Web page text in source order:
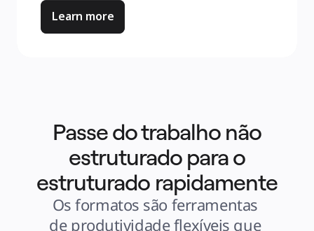
Learn more
Passe do trabalho não
estruturado para o
estruturado rapidamente
Os formatos são ferramentas
de produtividade flexíveis que